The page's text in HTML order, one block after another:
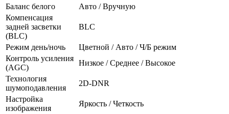
Баланс белого
Авто / Вручную
Компенсация
задней засветки
(BLC)
BLC
Режим день/ночь
Цветной / Авто / Ч/Б режим
Контроль усиления
(AGC)
Низкое / Среднее / Высокое
Технология
шумоподавления
2D-DNR
Настройка
изображения
Яркость / Четкость